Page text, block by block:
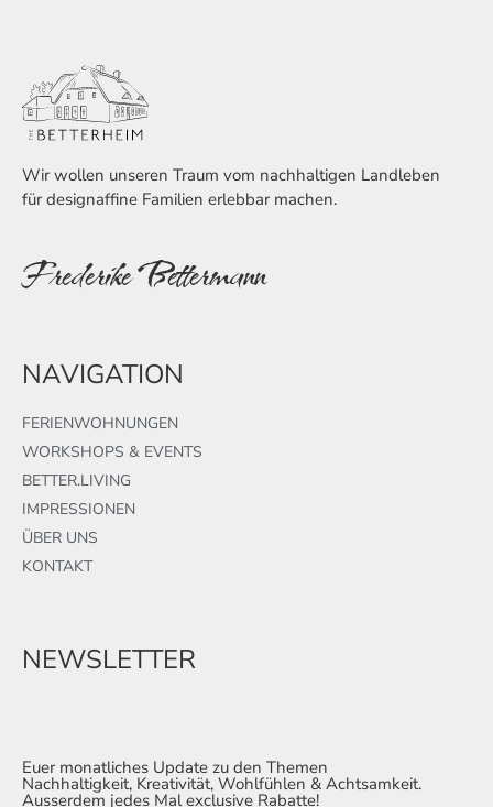
Wir wollen unseren Traum vom nachhaltigen Landleben
für designaffine Familien erlebbar machen.
Frederike Bettermann
NAVIGATION
FERIENWOHNUNGEN
WORKSHOPS & EVENTS
BETTER.LIVING
IMPRESSIONEN
ÜBER UNS
KONTAKT
NEWSLETTER
Euer monatliches Update zu den Themen
Nachhaltigkeit, Kreativität, Wohlfühlen & Achtsamkeit.
Ausserdem jedes Mal exclusive Rabatte!